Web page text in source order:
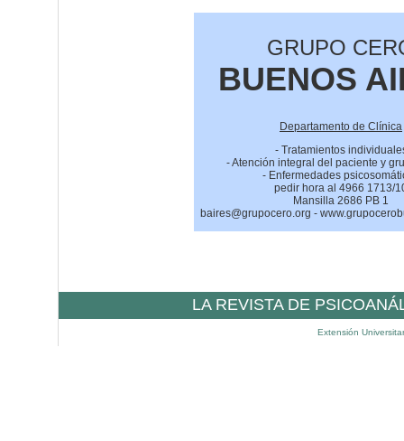
GRUPO
BUENOS
Departamento de Clínica
- Tratamientos
- Atención integral del paciente y
- Enfermedades
pedir hora al 4966 1713/
Mansilla 2686 PB 1
baires@grupocero.org -
LA REVISTA DE
Extensión